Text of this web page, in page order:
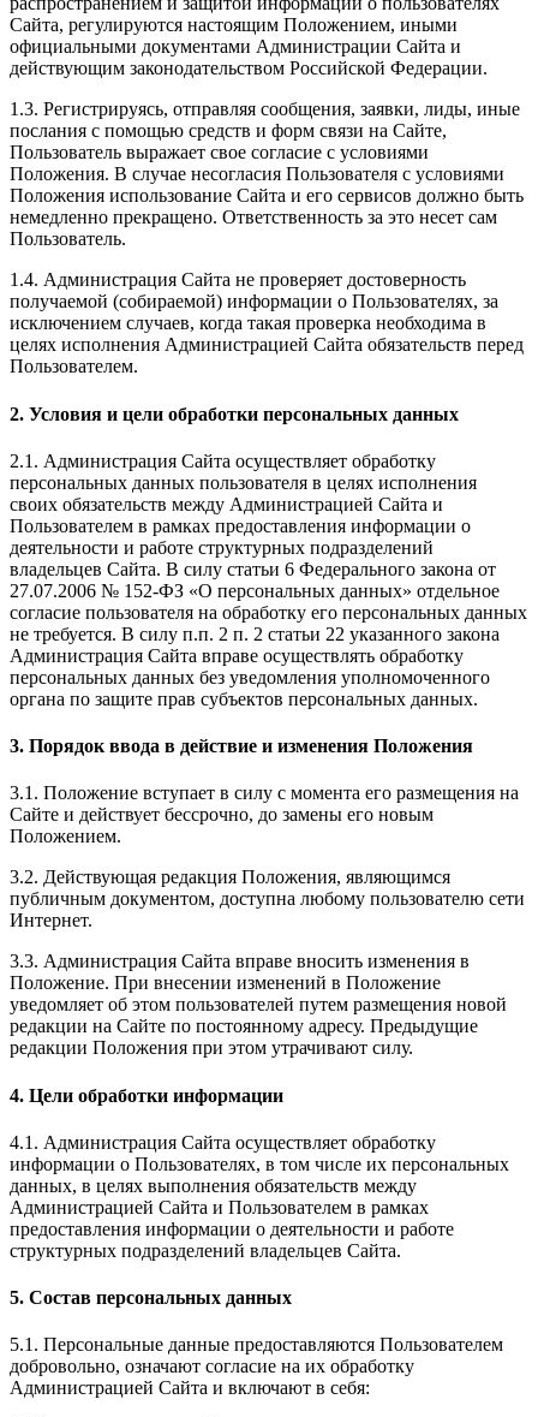
Сайта, регулируются настоящим Положением, иными
официальными документами Администрации Сайта и
действующим законодательством Российской Федерации.
1.3. Регистрируясь, отправляя сообщения, заявки, лиды, иные
послания с помощью средств и форм связи на Сайте,
Пользователь выражает свое согласие с условиями
Положения. В случае несогласия Пользователя с условиями
Положения использование Сайта и его сервисов должно быть
немедленно прекращено. Ответственность за это несет сам
Пользователь.
1.4. Администрация Сайта не проверяет достоверность
получаемой (собираемой) информации о Пользователях, за
исключением случаев, когда такая проверка необходима в
целях исполнения Администрацией Сайта обязательств перед
Пользователем.
2. Условия и цели обработки персональных данных
2.1. Администрация Сайта осуществляет обработку
персональных данных пользователя в целях исполнения
своих обязательств между Администрацией Сайта и
Пользователем в рамках предоставления информации о
деятельности и работе структурных подразделений
владельцев Сайта. В силу статьи 6 Федерального закона от
27.07.2006 № 152-ФЗ «О персональных данных» отдельное
согласие пользователя на обработку его персональных данных
не требуется. В силу п.п. 2 п. 2 статьи 22 указанного закона
Администрация Сайта вправе осуществлять обработку
персональных данных без уведомления уполномоченного
органа по защите прав субъектов персональных данных.
3. Порядок ввода в действие и изменения Положения
3.1. Положение вступает в силу с момента его размещения на
Сайте и действует бессрочно, до замены его новым
Положением.
3.2. Действующая редакция Положения, являющимся
публичным документом, доступна любому пользователю сети
Интернет.
3.3. Администрация Сайта вправе вносить изменения в
Положение. При внесении изменений в Положение
уведомляет об этом пользователей путем размещения новой
редакции на Сайте по постоянному адресу. Предыдущие
редакции Положения при этом утрачивают силу.
4. Цели обработки информации
4.1. Администрация Сайта осуществляет обработку
информации о Пользователях, в том числе их персональных
данных, в целях выполнения обязательств между
Администрацией Сайта и Пользователем в рамках
предоставления информации о деятельности и работе
структурных подразделений владельцев Сайта.
5. Состав персональных данных
5.1. Персональные данные предоставляются Пользователем
добровольно, означают согласие на их обработку
Администрацией Сайта и включают в себя: